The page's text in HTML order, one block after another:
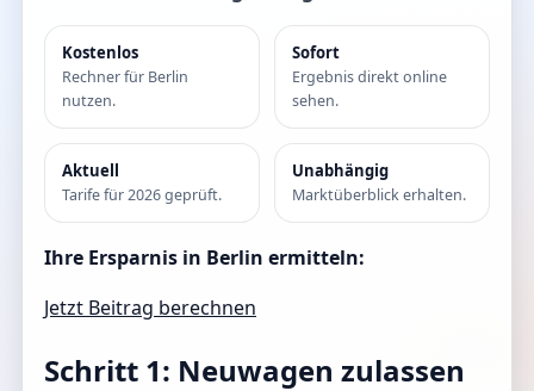
Kostenlos
Rechner für Berlin
nutzen.
Sofort
Ergebnis direkt online
sehen.
Aktuell
Tarife für 2026 geprüft.
Unabhängig
Marktüberblick erhalten.
Ihre Ersparnis in Berlin ermitteln:
Jetzt Beitrag berechnen
Schritt 1: Neuwagen zulassen